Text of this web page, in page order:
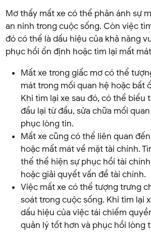
Mơ thấy mất xe có thể phản ánh sự
an ninh trong cuộc sống. Còn việc
đó có thể là dấu hiệu của khả năng
phục hồi ổn định hoặc tìm lại mất
Mất xe trong giấc mơ có thể
mát trong mối quan hệ hoặc bất
Khi tìm lại xe sau đó, có thể biểu
đầu lại từ đầu, sửa chữa mối
phục lòng tin.
Mất xe cũng có thể liên quan
hoặc mất mát về mặt tài chính.
thể thể hiện sự phục hồi tài
hoặc giải quyết vấn đề tài chính.
Việc mất xe có thể tượng trưng
soát trong cuộc sống. Khi tìm lại
dấu hiệu của việc tái chiếm
quản lý tốt hơn và phục hồi lòng